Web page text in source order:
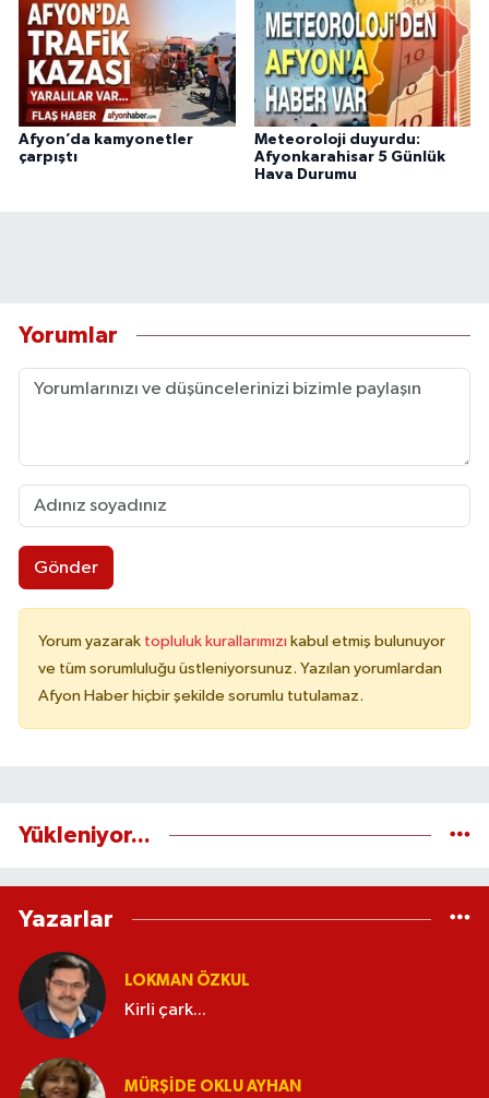
Afyon’da kamyonetler
çarpıştı
Meteoroloji duyurdu:
Afyonkarahisar 5 Günlük
Hava Durumu
Yorumlar
Gönder
Yorum yazarak topluluk kurallarımızı kabul etmiş bulunuyor
ve tüm sorumluluğu üstleniyorsunuz. Yazılan yorumlardan
Afyon Haber hiçbir şekilde sorumlu tutulamaz.
Yükleniyor...
Yazarlar
LOKMAN ÖZKUL
Kirli çark...
MÜRŞIDE OKLU AYHAN